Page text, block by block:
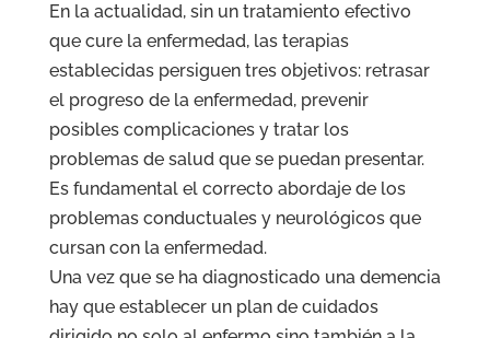
En la actualidad, sin un tratamiento efectivo
que cure la enfermedad, las terapias
establecidas persiguen tres objetivos: retrasar
el progreso de la enfermedad, prevenir
posibles complicaciones y tratar los
problemas de salud que se puedan presentar.
Es fundamental el correcto abordaje de los
problemas conductuales y neurológicos que
cursan con la enfermedad.
Una vez que se ha diagnosticado una demencia
hay que establecer un plan de cuidados